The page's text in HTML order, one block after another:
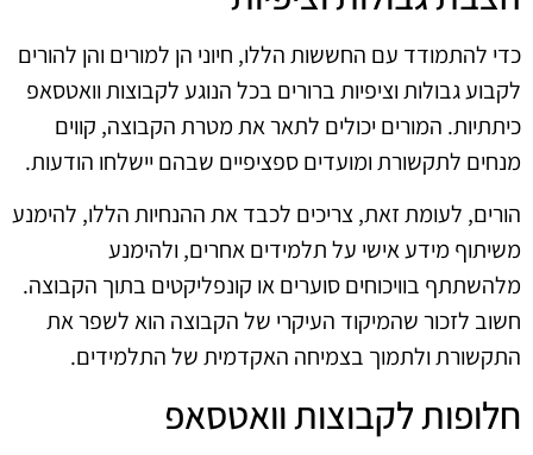
כדי להתמודד עם החששות הללו, חיוני הן למורים והן להורים
לקבוע גבולות וציפיות ברורים בכל הנוגע לקבוצות וואטסאפ
כיתתיות. המורים יכולים לתאר את מטרת הקבוצה, קווים
מנחים לתקשורת ומועדים ספציפיים שבהם יישלחו הודעות.
הורים, לעומת זאת, צריכים לכבד את ההנחיות הללו, להימנע
משיתוף מידע אישי על תלמידים אחרים, ולהימנע
מלהשתתף בוויכוחים סוערים או קונפליקטים בתוך הקבוצה.
חשוב לזכור שהמיקוד העיקרי של הקבוצה הוא לשפר את
התקשורת ולתמוך בצמיחה האקדמית של התלמידים.
חלופות לקבוצות וואטסאפ